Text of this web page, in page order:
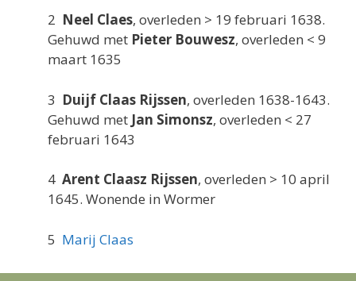
2 Neel Claes, overleden > 19 februari 1638.
Gehuwd met Pieter Bouwesz, overleden < 9
maart 1635
3 Duijf Claas Rijssen, overleden 1638-1643.
Gehuwd met Jan Simonsz, overleden < 27
februari 1643
4 Arent Claasz Rijssen, overleden > 10 april
1645. Wonende in Wormer
5 Marij Claas